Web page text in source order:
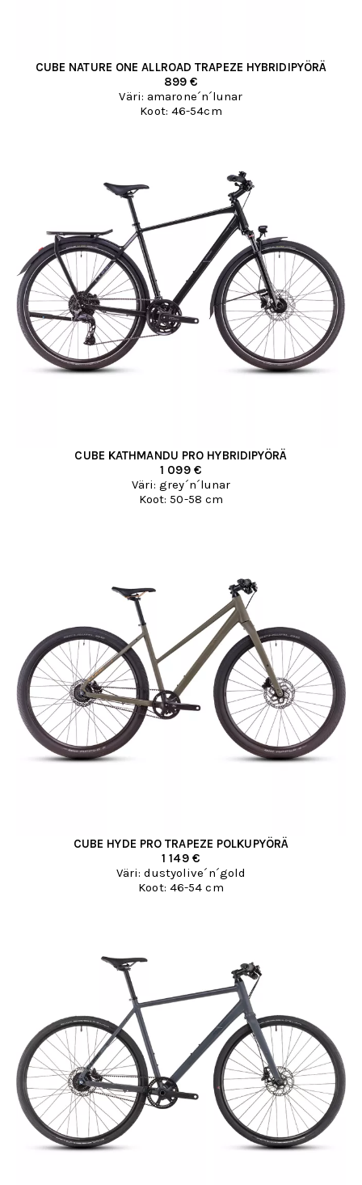
CUBE NATURE ONE ALLROAD TRAPEZE HYBRIDIPYÖRÄ
899 €
Väri: amarone´n´lunar
Koot: 46-54cm
CUBE KATHMANDU PRO HYBRIDIPYÖRÄ
1 099 €
Väri: grey´n´lunar
Koot: 50-58 cm
CUBE HYDE PRO TRAPEZE POLKUPYÖRÄ
1 149 €
Väri: dustyolive´n´gold
Koot: 46-54 cm